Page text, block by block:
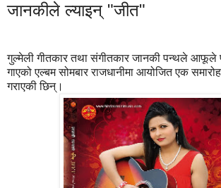
जानकीले ल्याइन् "जीत"
गुल्मेली गीतकार तथा संगीतकार जानकी पन्थले आफूले
गाएको एल्बम सोमबार राजधानीमा आयोजित एक
गराएकी छिन्।